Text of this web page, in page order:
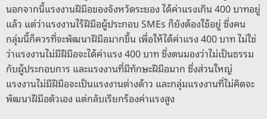
นอกจากนี้แรงงานฝีมือของจังหวัดระยอง ได้ค่าแรงเกิน 400 บาทอยู่
แล้ว แต่ว่าแรงงานไร้ฝีมือผู้ประกอบ SMEs ก็ยังต้องใช้อยู่ ซึ่งคน
กลุ่มนี้ก็ควรที่จะพัฒนาฝีมือมากขึ้น เพื่อให้ได้ค่าแรง 400 บาท ไม่ใช่
ว่าแรงงานไม่มีฝีมือจะได้ค่าแรง 400 บาท ซึ่งตนมองว่าไม่เป็นธรรม
กับผู้ประกอบการ และแรงงานที่มีทักษะฝีมือมาก ซึ่งส่วนใหญ่
แรงงานไม่มีฝีมือจะเป็นแรงงานต่างด้าว และกลุ่มแรงงานที่ไม่คิดจะ
พัฒนาฝีมือตัวเอง แต่กลับเรียกร้องค่าแรงสูง